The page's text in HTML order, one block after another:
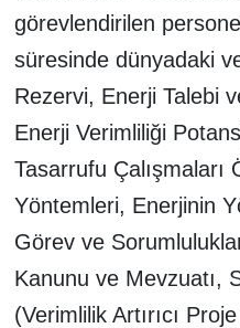
görevlendirilen
süresinde dünyadaki
Rezervi, Enerji Talebi
Enerji Verimliliği
Tasarrufu
Yöntemleri, Enerjinin
Görev ve
Kanunu ve Mevzuatı,
(Verimlilik Artırıcı